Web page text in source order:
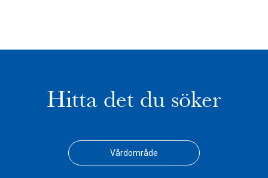
Hitta det du söker
Vårdområde